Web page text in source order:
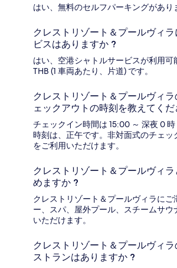
はい、無料のセルフパーキングがあり
クレストリゾート＆プールヴィ
ビスはありますか ?
はい、空港シャトルサービスが利用可
THB (1 車両あたり、片道) です。
クレストリゾート＆プールヴィ
ェックアウトの時刻を教えてくだ
チェックイン時間は 15:00 ～ 深夜 0
時刻は、正午です。非対面式のチェッ
をご利用いただけます。
クレストリゾート＆プールヴィ
めますか ?
クレストリゾート＆プールヴィラにご
ー、スパ、屋外プール、スチームサ
いただけます。
クレストリゾート＆プールヴィ
ストランはありますか ?